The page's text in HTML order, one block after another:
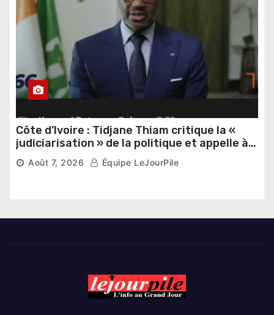
Côte d’Ivoire : Tidjane Thiam critique la «
judiciarisation » de la politique et appelle à
poursuivre l’apaisement
Août 7, 2026 Équipe LeJourPile